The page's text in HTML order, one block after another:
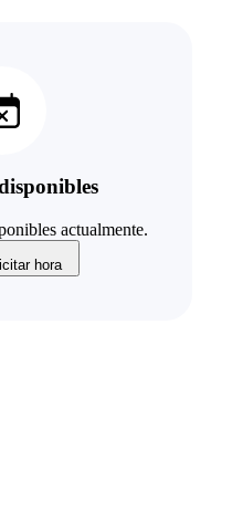
actualmente.
hora